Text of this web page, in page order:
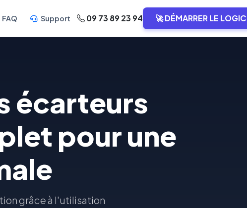
FAQ Support 09 73 89 23 94 🚀 DÉMARRER LE
écarteurs
pour une
grâce à l'utilisation